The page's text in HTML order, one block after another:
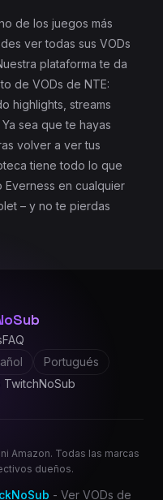
de los juegos más
ver todas sus VODs
plataforma te da
de VODs de NTE:
highlights, streams
sea que te hayas
volver a ver tus
tiene todo lo que
Everness en cualquier
– y no te pierdas
FAQ
Portugués
Amazon. Todas las marcas
dueños.
- Ver VODs de